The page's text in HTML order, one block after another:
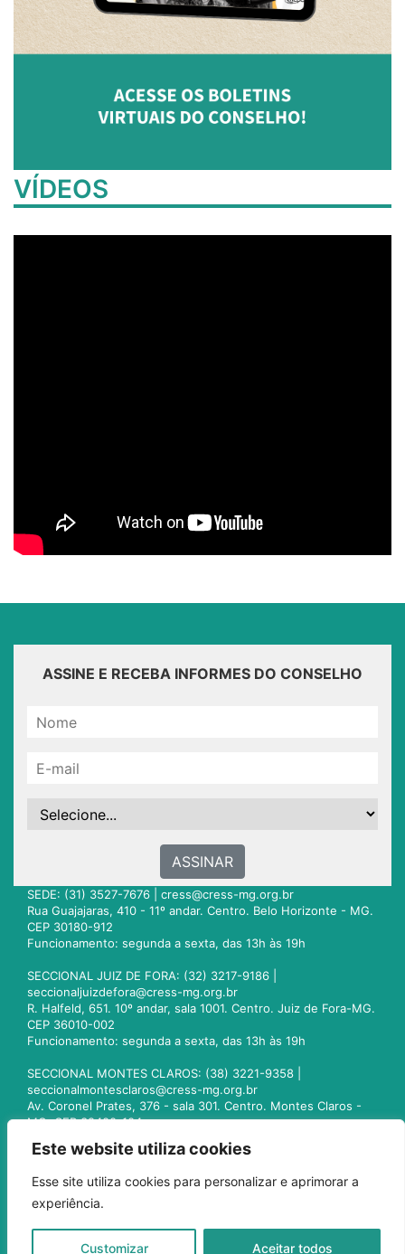
Este website utiliza cookies
Esse site utiliza cookies para personalizar e aprimorar a
experiência.
Customizar Aceitar todos
VÍDEOS
ASSINE E RECEBA INFORMES DO CONSELHO
ASSINAR
SEDE: (31) 3527-7676 | cress@cress-mg.org.br
Rua Guajajaras, 410 - 11º andar. Centro. Belo Horizonte - MG.
CEP 30180-912
Funcionamento: segunda a sexta, das 13h às 19h
SECCIONAL JUIZ DE FORA: (32) 3217-9186 |
seccionaljuizdefora@cress-mg.org.br
R. Halfeld, 651. 10º andar, sala 1001. Centro. Juiz de Fora-MG.
CEP 36010-002
Funcionamento: segunda a sexta, das 13h às 19h
SECCIONAL MONTES CLAROS: (38) 3221-9358 |
seccionalmontesclaros@cress-mg.org.br
Av. Coronel Prates, 376 - sala 301. Centro. Montes Claros -
MG. CEP 39400-104
seccionaluberlandia@cress-mg.org.br
Av. Afonso Pena, 547 - sala 101. Uberlândia - MG. CEP